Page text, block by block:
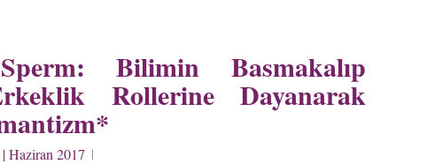
Bilimin Basmakalıp
Rollerine Dayanarak
Haziran 2017